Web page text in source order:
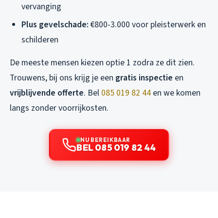
vervanging
Plus gevelschade: €800-3.000 voor pleisterwerk en
schilderen
De meeste mensen kiezen optie 1 zodra ze dit zien.
Trouwens, bij ons krijg je een gratis inspectie en
vrijblijvende offerte. Bel 085 019 82 44 en we komen
langs zonder voorrijkosten.
NU BEREIKBAAR
BEL 085 019 82 44